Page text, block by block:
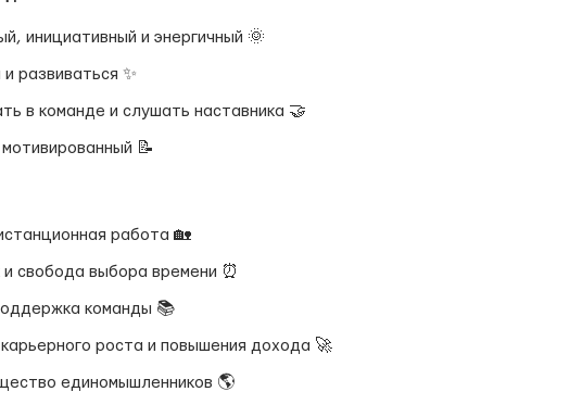
инициативный и энергичный 🌞
и развиваться ✨
в команде и слушать наставника 🤝
мотивированный 📝
работа 🏡
и свобода выбора времени ⏰
команды 📚
роста и повышения дохода 🚀
единомышленников 🌎